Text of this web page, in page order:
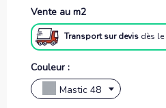
Vente au m2
Transport sur devis dès le
Couleur :
Mastic 48